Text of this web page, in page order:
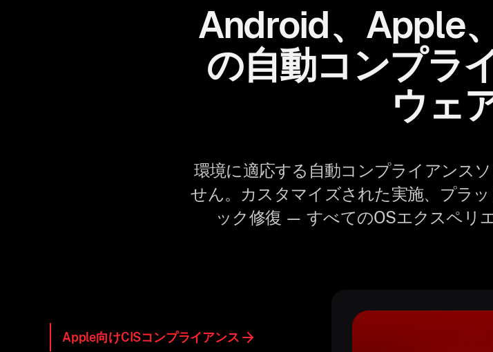
Android、Apple
の自動コンプラ
ウェ
環境に適応する自動コンプライアンス
せん。カスタマイズされた実施、プラ
ック修復 — すべてのOSエクスペリ
Apple向けCISコンプライアンス